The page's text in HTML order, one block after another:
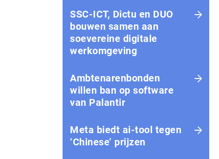
SSC-ICT, Dictu en DUO
bouwen samen aan
soevereine digitale
werkomgeving
Ambtenarenbonden
willen ban op software
van Palantir
Meta biedt ai-tool tegen
‘Chinese’ prijzen